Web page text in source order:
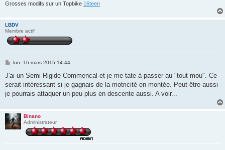
Grosses modifs sur un Topbike 16teen
LBDV
Membre actif
M
s
a
g
e
lun. 16 mars 2015 14:44
J'ai un Semi Rigide Commencal et je me tate à passer au "tout mou". Ce
serait intéressant si je gagnais de la motricité en montée. Peut-être aussi
je pourrais attaquer un peu plus en descente aussi. A voir...
Binano
Administrateur